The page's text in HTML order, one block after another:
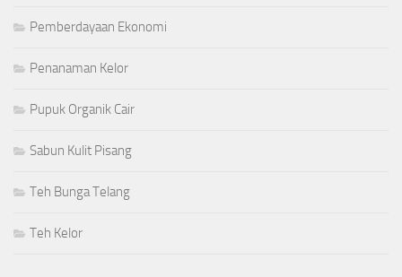
Pemberdayaan Ekonomi
Penanaman Kelor
Pupuk Organik Cair
Sabun Kulit Pisang
Teh Bunga Telang
Teh Kelor